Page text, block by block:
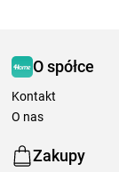
O spółce
Kontakt
O nas
Zakupy